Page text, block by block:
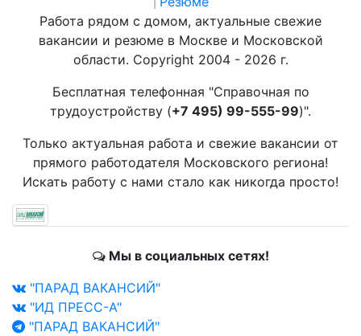
Работа рядом с домом, актуальные свежие
вакансии и резюме в Москве и Московской
области. Copyright 2004 - 2026 г.
Бесплатная телефонная "Справочная по
трудоустройству (+7 495) 99-555-99)".
Только актуальная работа и свежие вакансии от
прямого работодателя Московского региона!
Искать работу с нами стало как никогда просто!
Мы в социальных сетях!
"ПАРАД ВАКАНСИЙ"
"ИД ПРЕСС-А"
"ПАРАД ВАКАНСИЙ"